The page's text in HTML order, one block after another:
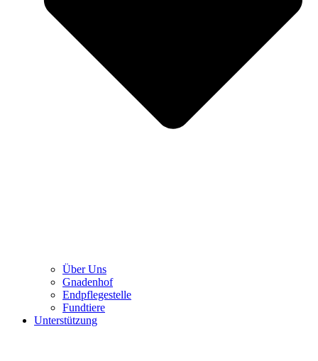
Über Uns
Gnadenhof
Endpflegestelle
Fundtiere
Unterstützung